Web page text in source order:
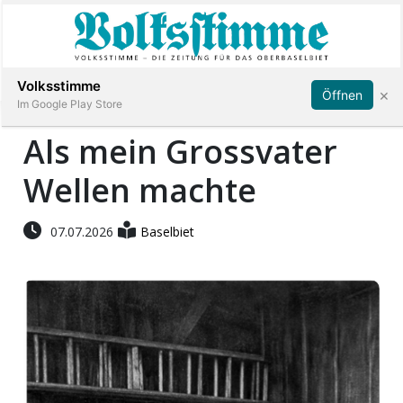
Immobilien
Veranstaltungen
Stellen
E-
Paper
App
Abonnieren Anmelden
Als mein Grossvater
Wellen machte
07.07.2026 Baselbiet
Volksstimme
Im Google Play Store
Öffnen ×